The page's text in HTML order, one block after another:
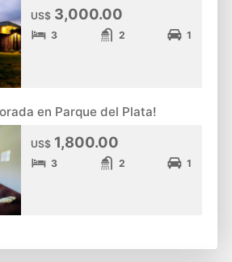
US$3,000.00
3 2 1
en Parque del Plata!
US$1,800.00
3 2 1